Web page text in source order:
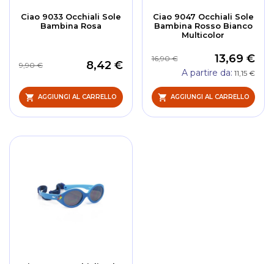
Ciao 9033 Occhiali Sole
Bambina Rosa
8,42 €
9,90 €
AGGIUNGI AL CARRELLO
Ciao 9047 Occhiali Sole
Bambina Rosso Bianco
Multicolor
13,69 €
16,90 €
A partire da 11,15 €
AGGIUNGI AL CARRELLO